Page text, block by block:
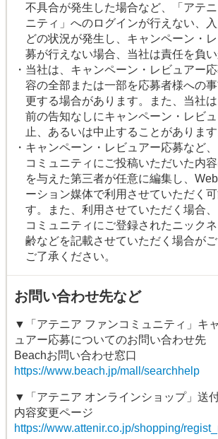
不具合が発生した場合など、「アテ
ニティ」へのログインが行えない、
どの状況が発生し、キャンペーン・
募が行えない場合、当社は責任を負い
・当社は、キャンペーン・レビュアー
容の全部または一部を応募者様への
更する場合があります。また、当社
前の告知なしにキャンペーン・レビ
止、あるいは中止することがあります
・キャンペーン・レビュアー応募など
コミュニティにご投稿いただいた内
を与えた第三者が任意に編集し、
ーション媒体で利用させていただく
す。また、利用させていただく場合
コミュニティにご登録されたニック
齢などを記載させていただく場合がご
ご了承ください。
お問い合わせ先など
▼「アテニア ファンコミュニティ」キ
ュアー応募についてのお問い合わせ先
Beachお問い合わせ窓口
https://www.beach.jp/mall/searchhelp
▼「アテニア オンラインショップ」送
内容変更ページ
https://www.attenir.co.jp/shopping/